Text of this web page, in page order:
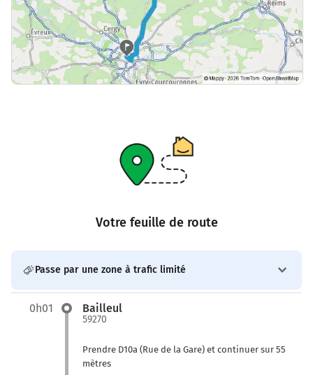
Votre feuille de route
Passe par une zone à trafic limité
0h01 Bailleul
59270
Prendre D10a (Rue de la Gare) et continuer sur 55
mètres